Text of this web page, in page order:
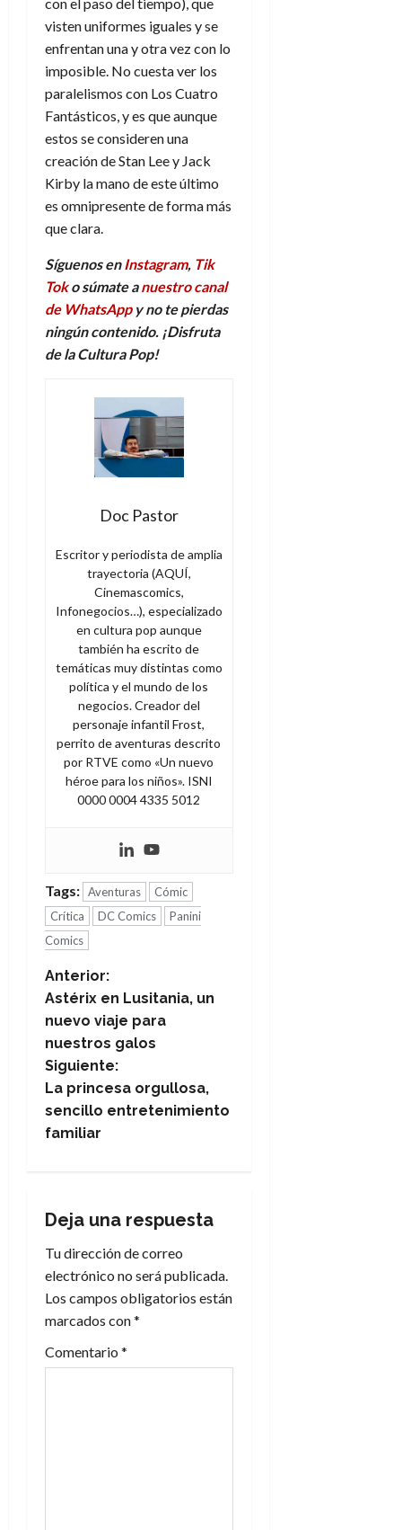
visten uniformes iguales y se
enfrentan una y otra vez con lo
imposible. No cuesta ver los
paralelismos con Los Cuatro
Fantásticos, y es que aunque
estos se consideren una
creación de Stan Lee y Jack
Kirby la mano de este último
es omnipresente de forma más
que clara.
Síguenos enInstagram, Tik
Toko súmate anuestro canal
de WhatsAppy no te pierdas
ningún contenido. ¡Disfruta
de la Cultura Pop!
Doc Pastor
Escritor y periodista de amplia
trayectoria (AQUÍ,
Cinemascomics,
Infonegocios…), especializado
en cultura pop aunque
también ha escrito de
temáticas muy distintas como
política y el mundo de los
negocios. Creador del
personaje infantil Frost,
perrito de aventuras descrito
por RTVE como «Un nuevo
héroe para los niños». ISNI
0000 0004 4335 5012
Tags: Aventuras
Cómic
Crítica
DC Comics
Panini
Comics
N
a
v
e
g
c
i
ó
n
d
Anterior:
Astérix en Lusitania, un
nuevo viaje para
nuestros galos
Siguiente:
La princesa orgullosa,
sencillo entretenimiento
familiar
Deja una respuesta
Tu dirección de correo
electrónico no será publicada.
Los campos obligatorios están
marcados con*
Comentario *